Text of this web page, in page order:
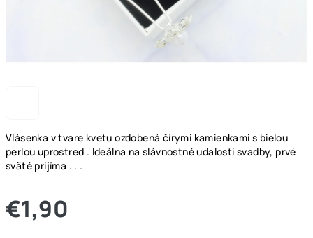
Vlásenka v tvare kvetu ozdobená čírymi kamienkami s bielou
perlou uprostred . Ideálna na slávnostné udalosti svadby, prvé
sväté prijíma . . .
€1,90